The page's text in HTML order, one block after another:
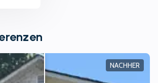
NACHHER